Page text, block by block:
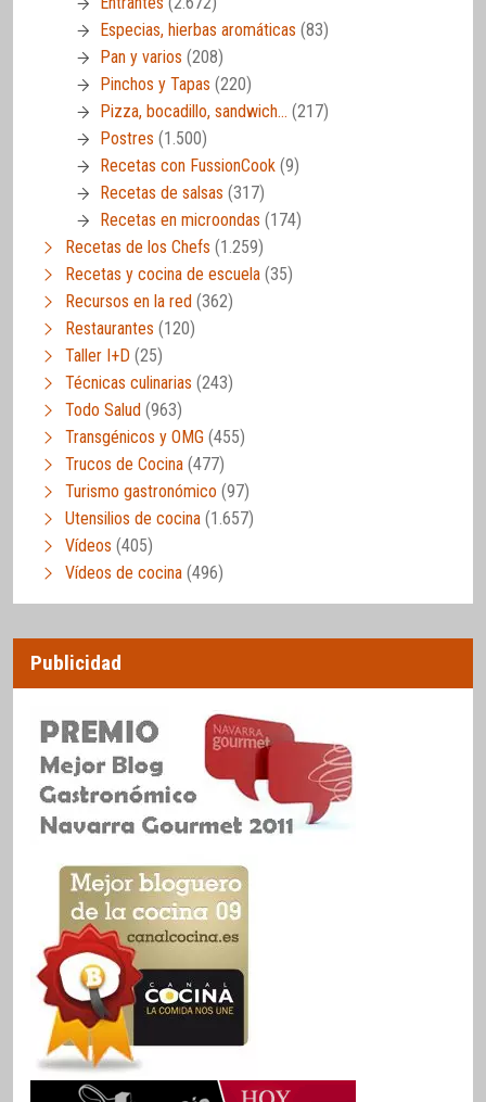
Especias, hierbas aromáticas (83)
Pan y varios (208)
Pinchos y Tapas (220)
Pizza, bocadillo, sandwich… (217)
Postres (1.500)
Recetas con FussionCook (9)
Recetas de salsas (317)
Recetas en microondas (174)
Recetas de los Chefs (1.259)
Recetas y cocina de escuela (35)
Recursos en la red (362)
Restaurantes (120)
Taller I+D (25)
Técnicas culinarias (243)
Todo Salud (963)
Transgénicos y OMG (455)
Trucos de Cocina (477)
Turismo gastronómico (97)
Utensilios de cocina (1.657)
Vídeos (405)
Vídeos de cocina (496)
Publicidad